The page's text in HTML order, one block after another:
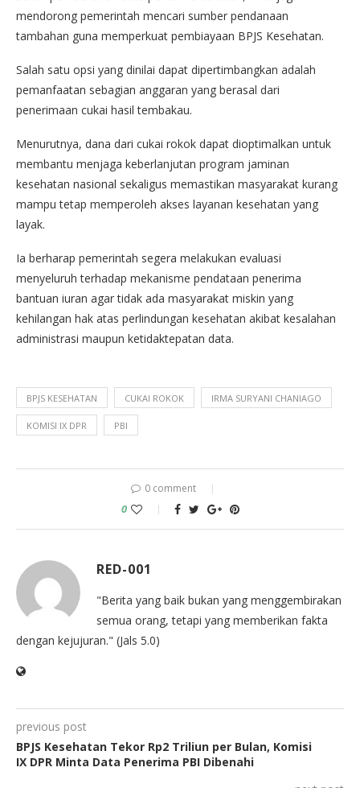
mendorong pemerintah mencari sumber pendanaan
tambahan guna memperkuat pembiayaan BPJS Kesehatan.
Salah satu opsi yang dinilai dapat dipertimbangkan adalah
pemanfaatan sebagian anggaran yang berasal dari
penerimaan cukai hasil tembakau.
Menurutnya, dana dari cukai rokok dapat dioptimalkan untuk
membantu menjaga keberlanjutan program jaminan
kesehatan nasional sekaligus memastikan masyarakat kurang
mampu tetap memperoleh akses layanan kesehatan yang
layak.
Ia berharap pemerintah segera melakukan evaluasi
menyeluruh terhadap mekanisme pendataan penerima
bantuan iuran agar tidak ada masyarakat miskin yang
kehilangan hak atas perlindungan kesehatan akibat kesalahan
administrasi maupun ketidaktepatan data.
BPJS KESEHATAN CUKAI ROKOK IRMA SURYANI CHANIAGO
KOMISI IX DPR PBI
0 comment
0
RED-001
"Berita yang baik bukan yang menggembirakan
semua orang, tetapi yang memberikan fakta
dengan kejujuran." (Jals 5.0)
previous post
BPJS Kesehatan Tekor Rp2 Triliun per Bulan, Komisi
IX DPR Minta Data Penerima PBI Dibenahi